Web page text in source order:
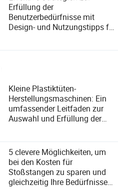
Erfüllung der
Benutzerbedürfnisse mit
Design- und Nutzungstipps für
Kleine Plastiktüten-
Herstellungsmaschinen: Ein
umfassender Leitfaden zur
Auswahl und Erfüllung der
5 clevere Möglichkeiten, um
bei den Kosten für
Stoßstangen zu sparen und
gleichzeitig Ihre Bedürfnisse